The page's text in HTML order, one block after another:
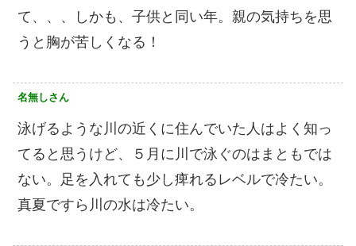
て、、、しかも、子供と同い年。親の気持ちを思
うと胸が苦しくなる！
名無しさん
泳げるような川の近くに住んでいた人はよく知っ
てると思うけど、５月に川で泳ぐのはまともでは
ない。足を入れても少し痺れるレベルで冷たい。
真夏ですら川の水は冷たい。